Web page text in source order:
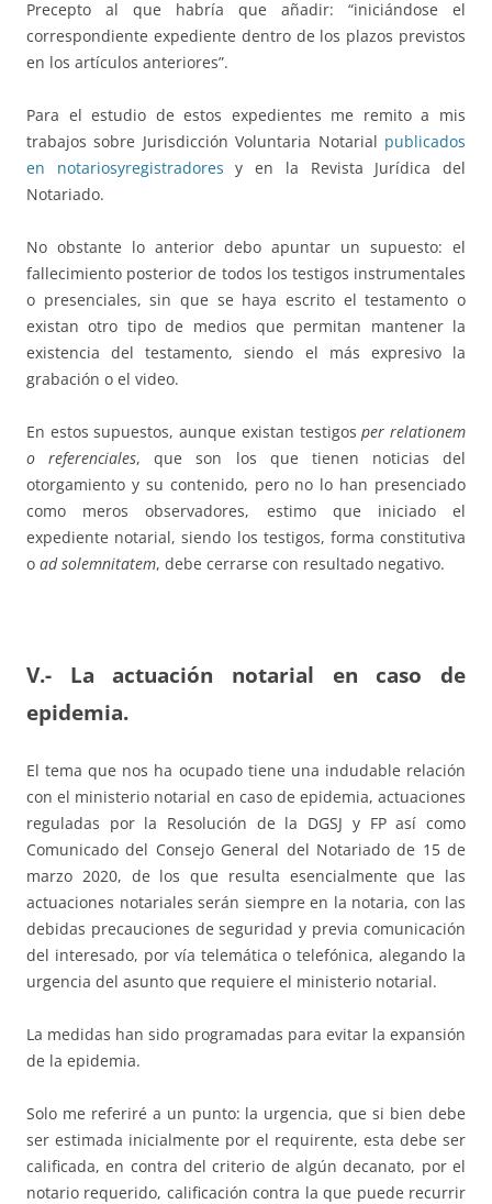
Precepto al que habría que añadir: “iniciándose el
correspondiente expediente dentro de los plazos previstos
en los artículos anteriores”.
Para el estudio de estos expedientes me remito a mis
trabajos sobre Jurisdicción Voluntaria Notarial publicados
en notariosyregistradores y en la Revista Jurídica del
Notariado.
No obstante lo anterior debo apuntar un supuesto: el
fallecimiento posterior de todos los testigos instrumentales
o presenciales, sin que se haya escrito el testamento o
existan otro tipo de medios que permitan mantener la
existencia del testamento, siendo el más expresivo la
grabación o el video.
En estos supuestos, aunque existan testigosper relationem
o referenciales, que son los que tienen noticias del
otorgamiento y su contenido, pero no lo han presenciado
como meros observadores, estimo que iniciado el
expediente notarial, siendo los testigos, forma constitutiva
o ad solemnitatem, debe cerrarse con resultado negativo.
V.- La actuación notarial en caso de
epidemia.
El tema que nos ha ocupado tiene una indudable relación
con el ministerio notarial en caso de epidemia, actuaciones
reguladas por la Resolución de la DGSJ y FP así como
Comunicado del Consejo General del Notariado de 15 de
marzo 2020, de los que resulta esencialmente que las
actuaciones notariales serán siempre en la notaria, con las
debidas precauciones de seguridad y previa comunicación
del interesado, por vía telemática o telefónica, alegando la
urgencia del asunto que requiere el ministerio notarial.
La medidas han sido programadas para evitar la expansión
de la epidemia.
Solo me referiré a un punto: la urgencia, que si bien debe
ser estimada inicialmente por el requirente, esta debe ser
calificada, en contra del criterio de algún decanato, por el
notario requerido, calificación contra la que puede recurrir